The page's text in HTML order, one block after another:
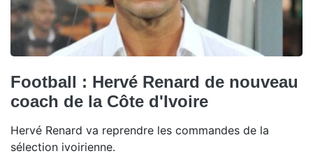
Football : Hervé Renard de nouveau
coach de la Côte d'Ivoire
Hervé Renard va reprendre les commandes de la
sélection ivoirienne.